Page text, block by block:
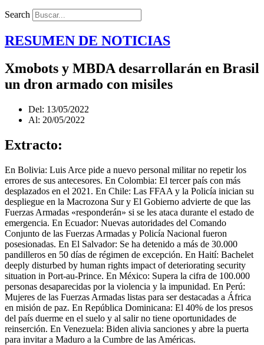
Search
RESUMEN DE NOTICIAS
Xmobots y MBDA desarrollarán en Brasil
un dron armado con misiles
Del: 13/05/2022
Al: 20/05/2022
Extracto:
En Bolivia: Luis Arce pide a nuevo personal militar no repetir los
errores de sus antecesores. En Colombia: El tercer país con más
desplazados en el 2021. En Chile: Las FFAA y la Policía inician su
despliegue en la Macrozona Sur y El Gobierno advierte de que las
Fuerzas Armadas «responderán» si se les ataca durante el estado de
emergencia. En Ecuador: Nuevas autoridades del Comando
Conjunto de las Fuerzas Armadas y Policía Nacional fueron
posesionadas. En El Salvador: Se ha detenido a más de 30.000
pandilleros en 50 días de régimen de excepción. En Haití: Bachelet
deeply disturbed by human rights impact of deteriorating security
situation in Port-au-Prince. En México: Supera la cifra de 100.000
personas desaparecidas por la violencia y la impunidad. En Perú:
Mujeres de las Fuerzas Armadas listas para ser destacadas a África
en misión de paz. En República Dominicana: El 40% de los presos
del país duerme en el suelo y al salir no tiene oportunidades de
reinserción. En Venezuela: Biden alivia sanciones y abre la puerta
para invitar a Maduro a la Cumbre de las Américas.